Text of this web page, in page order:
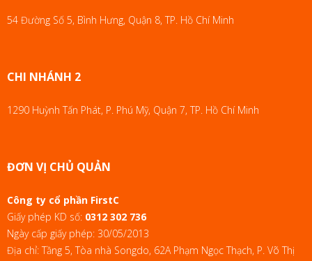
54 Đường Số 5, Bình Hưng, Quận 8, TP. Hồ Chí Minh
CHI NHÁNH 2
1290 Huỳnh Tấn Phát, P. Phú Mỹ, Quận 7, TP. Hồ Chí Minh
ĐƠN VỊ CHỦ QUẢN
Công ty cổ phần FirstC
Giấy phép KD số: 0312 302 736
Ngày cấp giấy phép: 30/05/2013
Địa chỉ: Tầng 5, Tòa nhà Songdo, 62A Phạm Ngọc Thạch, P. Võ Thị